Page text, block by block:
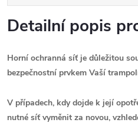
Detailní popis
Horní ochranná síť je důležitou
bezpečnostní prvkem Vaší
V případech, kdy dojde k její
nutné síť vyměnit za novou,